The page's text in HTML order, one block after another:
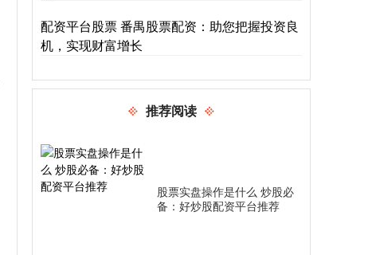
配资平台股票 番禺股票配资：助您把握投资良
机，实现财富增长
推荐阅读
股票实盘操作是什么 炒股必
备：好炒股配资平台推荐